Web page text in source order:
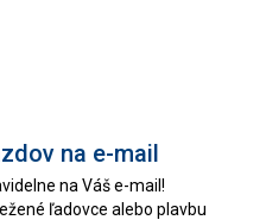
na e-mail
na Váš e-mail!
ľadovce alebo plavbu